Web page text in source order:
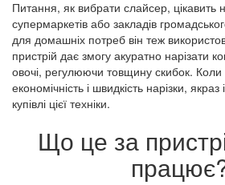
Питання, як вибрати слайсер, цікавить
супермаркетів або закладів
для домашніх потреб він теж
пристрій дає змогу акуратно нарізати
овочі, регулюючи товщину скибок. Коли
економічність і швидкість нарізки,
купівлі цієї техніки.
Що це за